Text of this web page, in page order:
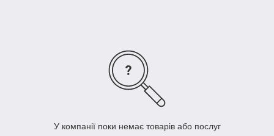
У компанії поки немає товарів або послуг